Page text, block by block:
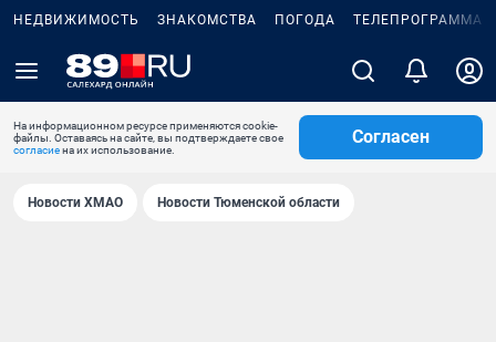
НЕДВИЖИМОСТЬ ЗНАКОМСТВА ПОГОДА ТЕЛЕПРОГРАММА
На информационном ресурсе применяются cookie-
файлы. Оставаясь на сайте, вы подтверждаете свое
согласиена их использование.
Согласен
Новости ХМАО Новости Тюменской области